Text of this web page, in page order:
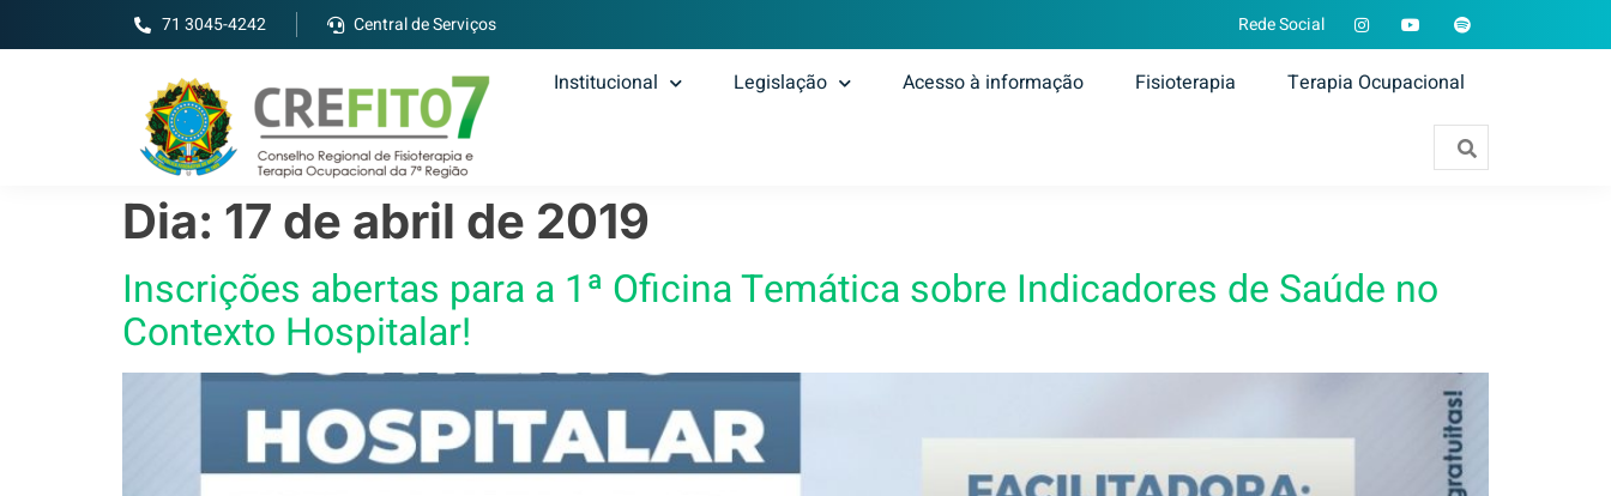
71 3045-4242 Central de Serviços Rede Social
Institucional Legislação Acesso à informação Fisioterapia Terapia Ocupacional
Dia: 17 de abril de 2019
Inscrições abertas para a 1ª Oficina Temática sobre Indicadores de Saúde no
Contexto Hospitalar!